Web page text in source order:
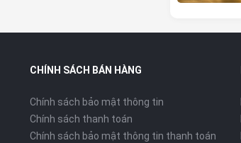
CHÍNH SÁCH BÁN HÀNG
Chính sách bảo mật thông tin
Chính sách thanh toán
Chính sách bảo mật thông tin thanh toán